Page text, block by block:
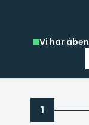
Vi har
1